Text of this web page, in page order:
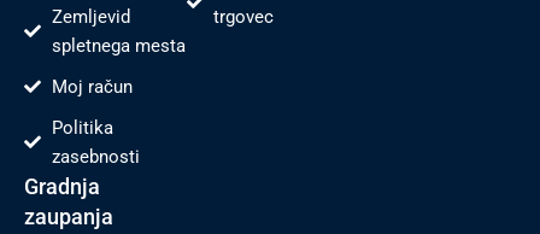
Zemljevid
spletnega mesta
Moj račun
Politika
zasebnosti
trgovec
Gradnja
zaupanja